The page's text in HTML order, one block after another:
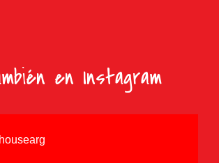
en Instagram